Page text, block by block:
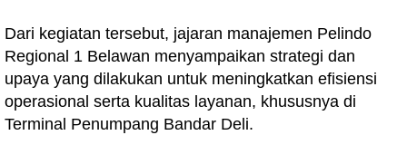
Dari kegiatan tersebut, jajaran manajemen Pelindo
Regional 1 Belawan menyampaikan strategi dan
upaya yang dilakukan untuk meningkatkan efisiensi
operasional serta kualitas layanan, khususnya di
Terminal Penumpang Bandar Deli.